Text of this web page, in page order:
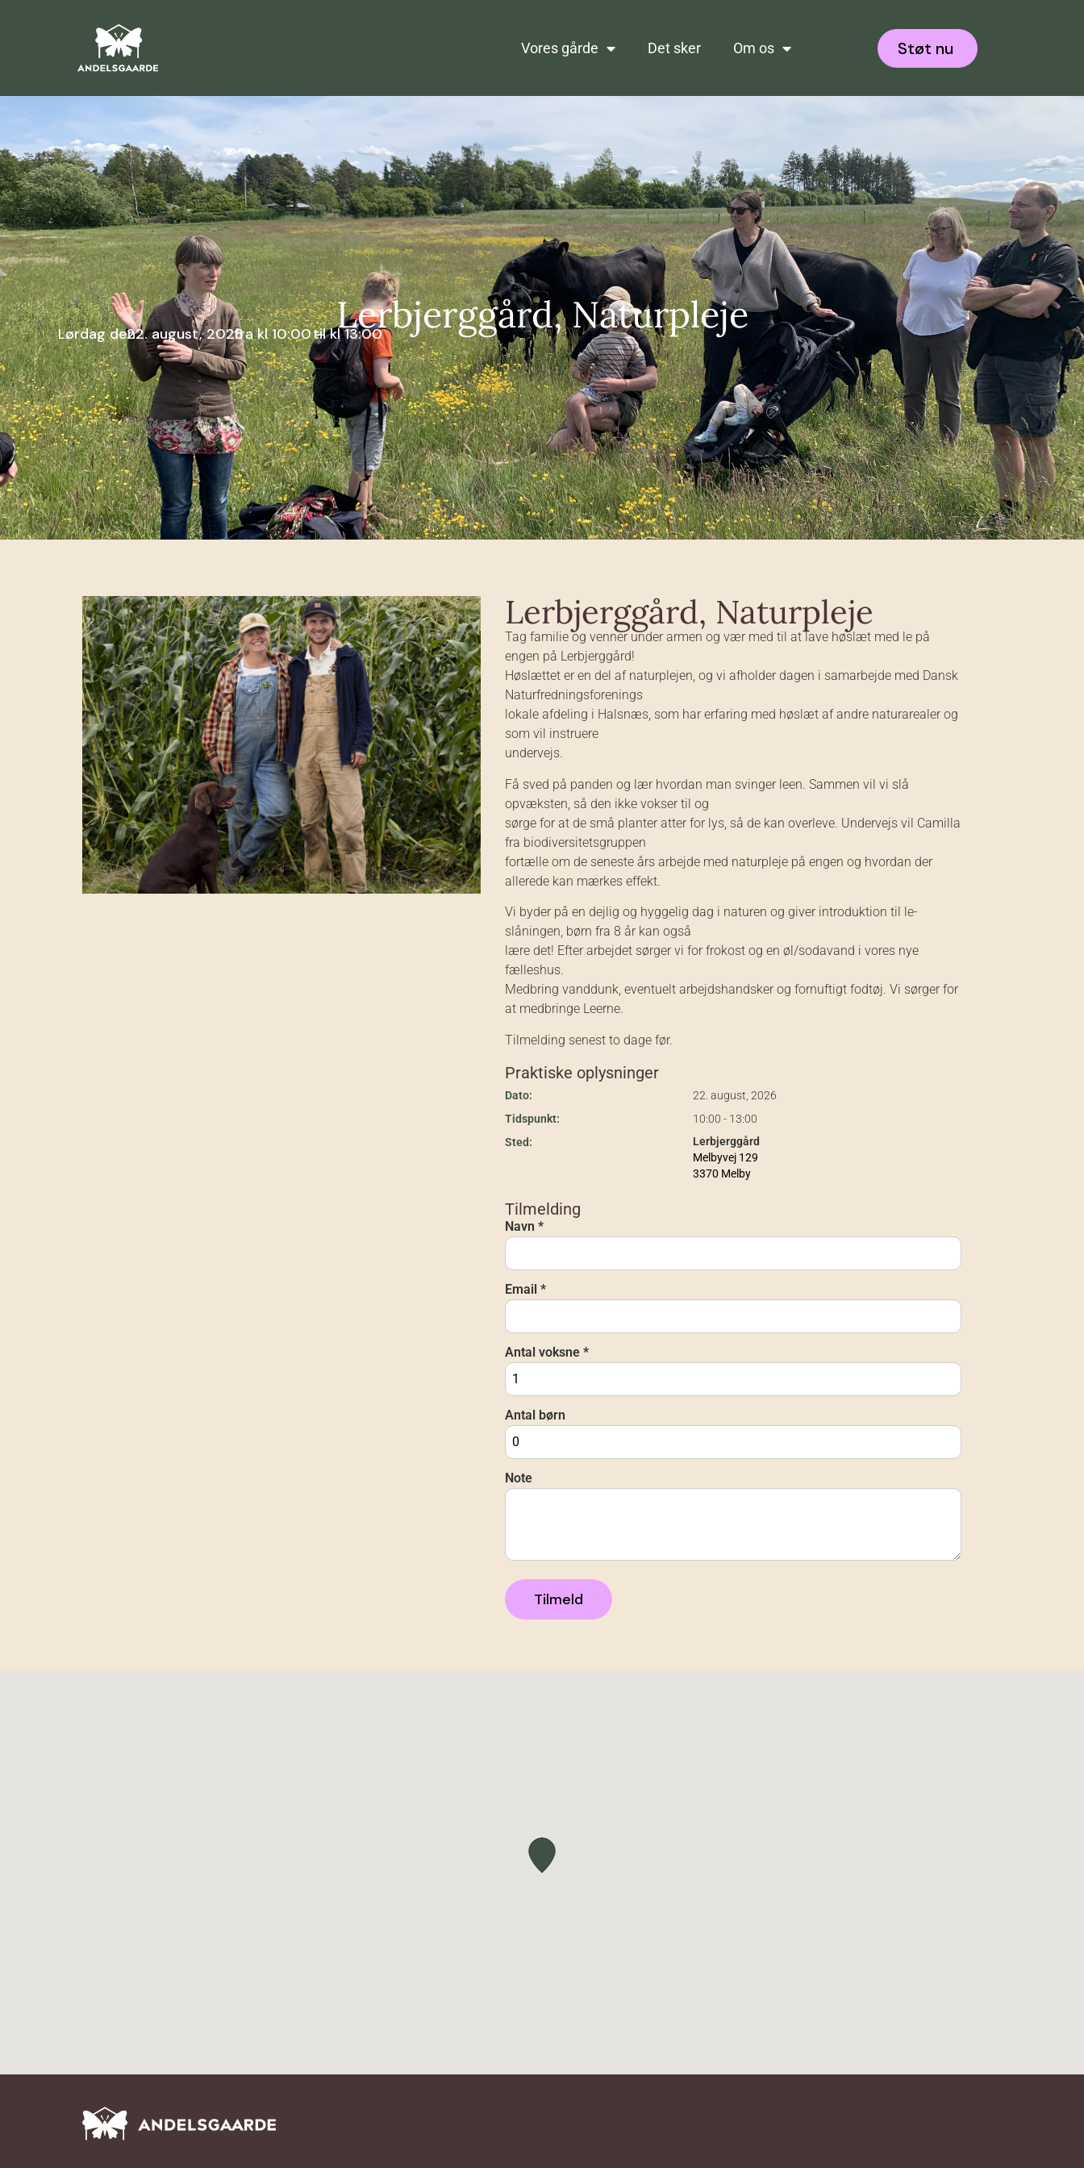
Vores gårde Det sker Om os Støt nu
Lerbjerggård, Naturpleje
Lørdag den22. august, 2026fra kl 10:00 –til kl 13:00
Lerbjerggård, Naturpleje
Tag familie og venner under armen og vær med til at lave høslæt med le på
engen på Lerbjerggård!
Høslættet er en del af naturplejen, og vi afholder dagen i samarbejde med Dansk
Naturfredningsforenings
lokale afdeling i Halsnæs, som har erfaring med høslæt af andre naturarealer og
som vil instruere
undervejs.
Få sved på panden og lær hvordan man svinger leen. Sammen vil vi slå
opvæksten, så den ikke vokser til og
sørge for at de små planter atter for lys, så de kan overleve. Undervejs vil Camilla
fra biodiversitetsgruppen
fortælle om de seneste års arbejde med naturpleje på engen og hvordan der
allerede kan mærkes effekt.
Vi byder på en dejlig og hyggelig dag i naturen og giver introduktion til le-
slåningen, børn fra 8 år kan også
lære det! Efter arbejdet sørger vi for frokost og en øl/sodavand i vores nye
fælleshus.
Medbring vanddunk, eventuelt arbejdshandsker og fornuftigt fodtøj. Vi sørger for
at medbringe Leerne.
Tilmelding senest to dage før.
Praktiske oplysninger
Dato:
22. august, 2026
Tidspunkt:
10:00 - 13:00
Sted:
Lerbjerggård
Melbyvej 129
3370 Melby
Tilmelding
Navn *
Email *
Antal voksne *
Antal børn
Note
Tilmeld